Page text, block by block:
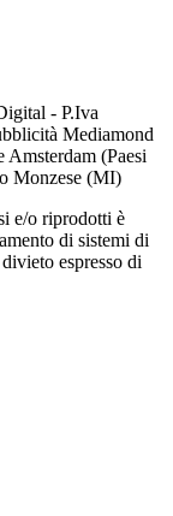
- P.Iva
Mediamond
(Paesi
Monzese (MI)
e/o riprodotti è
di sistemi di
espresso di